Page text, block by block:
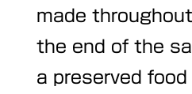
made
the end of the
a preserved